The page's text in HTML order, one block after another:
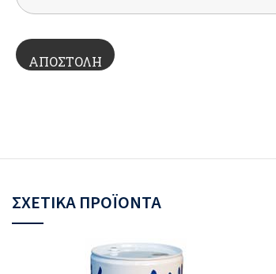
ΣΧΕΤΙΚΆ ΠΡΟΪΌΝΤΑ